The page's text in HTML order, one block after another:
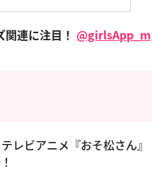
関連に注目！ @girlsApp_m
レビアニメ『おそ松さん』